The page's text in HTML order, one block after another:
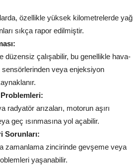
özellikle yüksek kilometrelerde yağ
sıkça rapor edilmiştir.
düzensiz çalışabilir, bu genellikle hava-
sensörlerinden veya enjeksiyon
radyatör arızaları, motorun aşırı
geç ısınmasına yol açabilir.
Sorunları:
zamanlama zincirinde gevşeme veya
yaşanabilir.